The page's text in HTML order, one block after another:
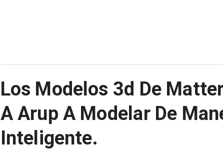
Los Modelos 3d De
A Arup A Modelar De
Inteligente.